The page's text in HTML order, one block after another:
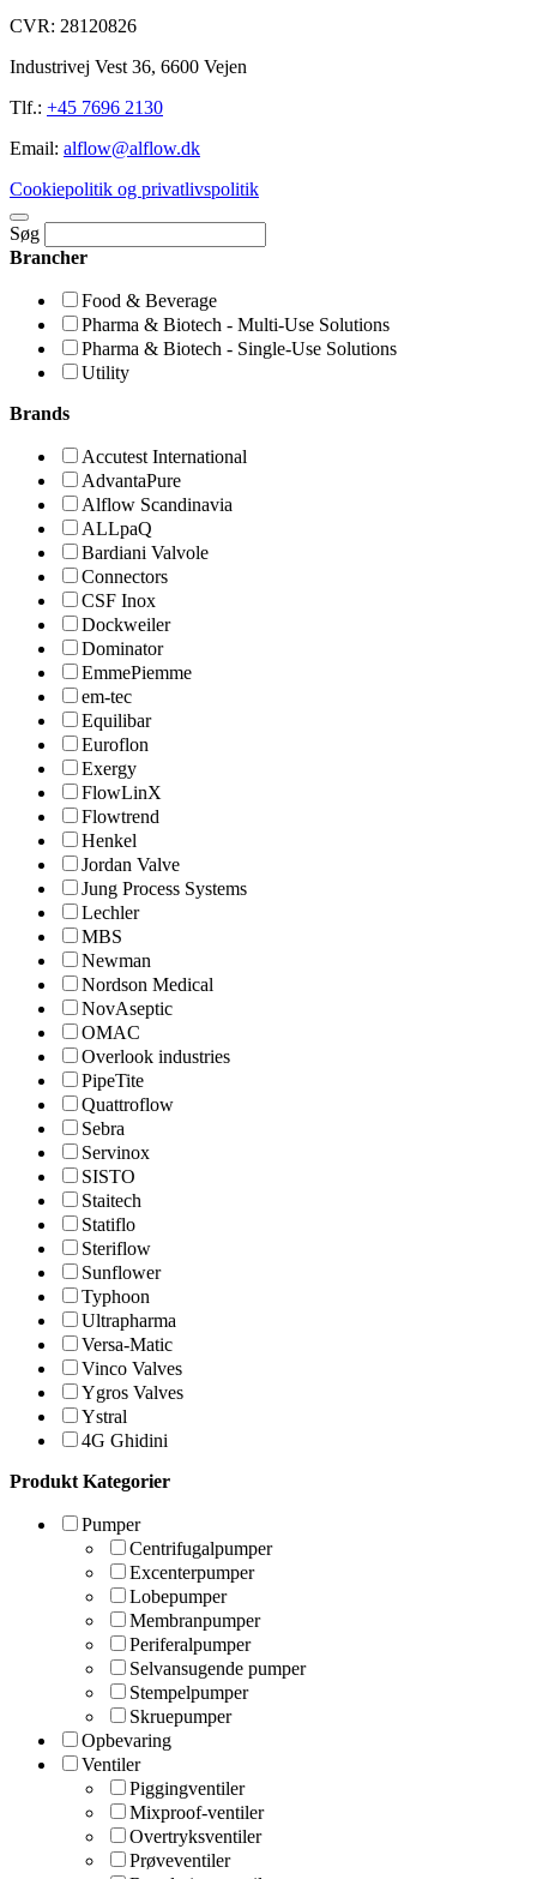
CVR: 28120826
Industrivej Vest 36, 6600 Vejen
Tlf.: +45 7696 2130
Email: alflow@alflow.dk
Cookiepolitik og privatlivspolitik
Søg
Brancher
Food & Beverage
Pharma & Biotech - Multi-Use Solutions
Pharma & Biotech - Single-Use Solutions
Utility
Brands
Accutest International
AdvantaPure
Alflow Scandinavia
ALLpaQ
Bardiani Valvole
Connectors
CSF Inox
Dockweiler
Dominator
EmmePiemme
em-tec
Equilibar
Euroflon
Exergy
FlowLinX
Flowtrend
Henkel
Jordan Valve
Jung Process Systems
Lechler
MBS
Newman
Nordson Medical
NovAseptic
OMAC
Overlook industries
PipeTite
Quattroflow
Sebra
Servinox
SISTO
Staitech
Statiflo
Steriflow
Sunflower
Typhoon
Ultrapharma
Versa-Matic
Vinco Valves
Ygros Valves
Ystral
4G Ghidini
Produkt Kategorier
Pumper
Centrifugalpumper
Excenterpumper
Lobepumper
Membranpumper
Periferalpumper
Selvansugende pumper
Stempelpumper
Skruepumper
Opbevaring
Ventiler
Piggingventiler
Mixproof-ventiler
Overtryksventiler
Prøveventiler